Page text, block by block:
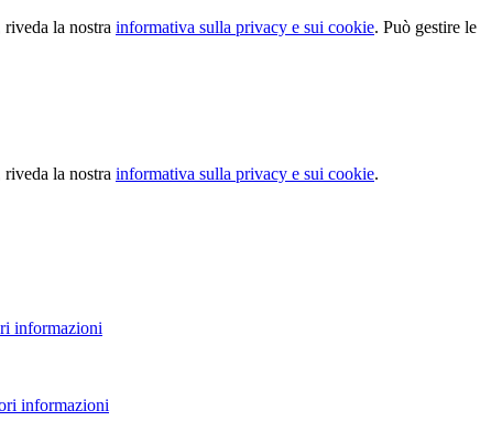
la nostra informativa sulla privacy e sui cookie. Può gestire le
la nostra informativa sulla privacy e sui cookie.
informazioni
informazioni